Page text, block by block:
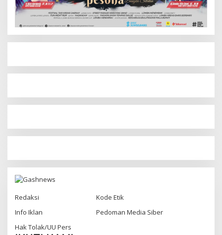
Redaksi
Kode Etik
Info Iklan
Pedoman Media Siber
Hak Tolak/UU Pers